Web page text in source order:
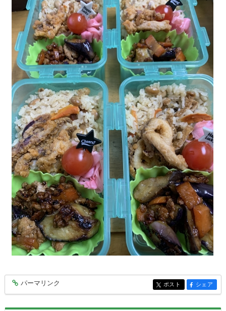
entry7127
パーマリンク entry7127
ポスト entry7127
シェア